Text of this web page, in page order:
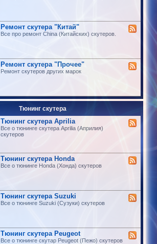
Ремонт скутера "Китай"
Все про ремонт China (Китайских) скутеров.
Ремонт скутера "Прочее"
Ремонт скутеров других марок
Тюнинг скутера
Тюнинг скутера Aprilia
Все о тюнинге скутера Aprilia (Априлия)
скутеров
Тюнинг скутера Honda
Все о тюнинге Honda (Хонда) скутеров
Тюнинг скутера Suzuki
Все о тюнинге Suzuki (Сузуки) скутеров
Тюнинг скутера Peugeot
Все о тюнинге скутар Peugeot (Пежо) скутеров